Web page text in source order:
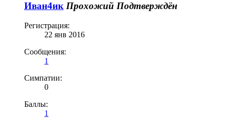
Иван4ик Прохожий Подтверждён
Регистрация:
22 янв 2016
Сообщения:
1
Симпатии:
0
Баллы:
1